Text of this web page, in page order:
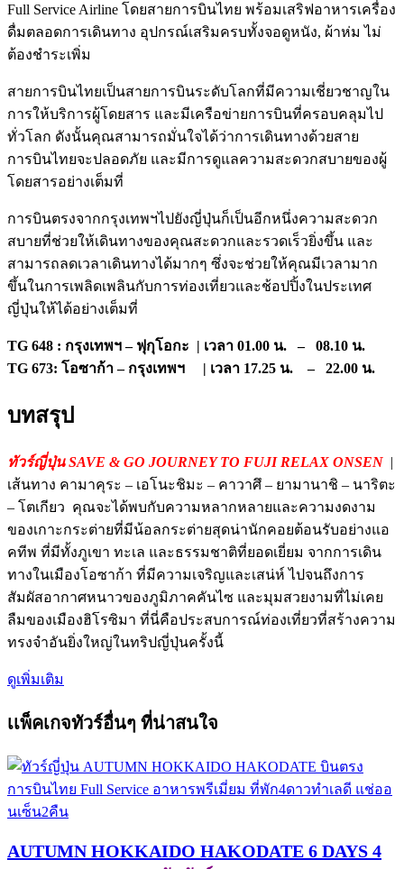
Full Service Airline โดยสายการบินไทย พร้อมเสริฟอาหารเครื่อง
ดื่มตลอดการเดินทาง อุปกรณ์เสริมครบทั้งจอดูหนัง, ผ้าห่ม ไม่
ต้องชำระเพิ่ม
สายการบินไทยเป็นสายการบินระดับโลกที่มีความเชี่ยวชาญใน
การให้บริการผู้โดยสาร และมีเครือข่ายการบินที่ครอบคลุมไป
ทั่วโลก ดังนั้นคุณสามารถมั่นใจได้ว่าการเดินทางด้วยสาย
การบินไทยจะปลอดภัย และมีการดูแลความสะดวกสบายของผู้
โดยสารอย่างเต็มที่
การบินตรงจากกรุงเทพฯไปยังญี่ปุ่นก็เป็นอีกหนึ่งความสะดวก
สบายที่ช่วยให้เดินทางของคุณสะดวกและรวดเร็วยิ่งขึ้น และ
สามารถลดเวลาเดินทางได้มากๆ ซึ่งจะช่วยให้คุณมีเวลามาก
ขึ้นในการเพลิดเพลินกับการท่องเที่ยวและช้อปปิ้งในประเทศ
ญี่ปุ่นให้ได้อย่างเต็มที่
TG 648 : กรุงเทพฯ – ฟุกุโอกะ | เวลา 01.00 น. – 08.10 น.
TG 673: โอซาก้า – กรุงเทพฯ | เวลา 17.25 น. – 22.00 น.
บทสรุป
ทัวร์ญี่ปุ่น SAVE & GO JOURNEY TO FUJI RELAX ONSEN |
เส้นทาง คามาคุระ – เอโนะชิมะ – คาวาศึ – ยามานาชิ – นาริตะ
– โตเกียว คุณจะได้พบกับความหลากหลายและความงดงาม
ของเกาะกระต่ายที่มีน้อลกระต่ายสุดน่านักคอยต้อนรับอย่างแอ
คทีพ ที่มีทั้งภูเขา ทะเล และธรรมชาติที่ยอดเยี่ยม จากการเดิน
ทางในเมืองโอซาก้า ที่มีความเจริญและเสน่ห์ ไปจนถึงการ
สัมผัสอากาศหนาวของภูมิภาคคันไซ และมุมสวยงามที่ไม่เคย
ลืมของเมืองฮิโรซิมา ที่นี่คือประสบการณ์ท่องเที่ยวที่สร้างความ
ทรงจำอันยิ่งใหญ่ในทริปญี่ปุ่นครั้งนี้
ดูเพิ่มเติม
เเพ็คเกจทัวร์อื่นๆ ที่น่าสนใจ
AUTUMN HOKKAIDO HAKODATE 6 DAYS 4